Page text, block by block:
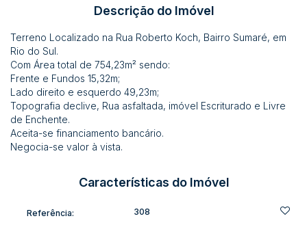
Descrição do Imóvel
Terreno Localizado na Rua Roberto Koch, Bairro Sumaré, em
Rio do Sul.
Com Área total de 754,23m² sendo:
Frente e Fundos 15,32m;
Lado direito e esquerdo 49,23m;
Topografia declive, Rua asfaltada, imóvel Escriturado e Livre
de Enchente.
Aceita-se financiamento bancário.
Negocia-se valor à vista.
Características do Imóvel
Referência: 308